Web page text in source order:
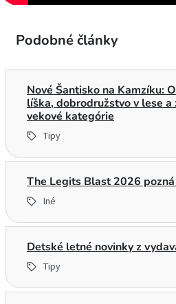
Podobné články
Nové Šantisko na Kamzíku:
líška, dobrodružstvo v lese
vekové kategórie
Tipy
The Legits Blast 2026
Iné
Detské letné novinky z
Tipy